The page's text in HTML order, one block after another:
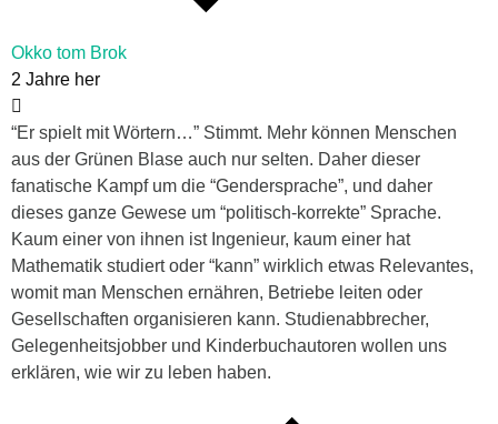
Okko tom Brok
2 Jahre her
“Er spielt mit Wörtern…” Stimmt. Mehr können Menschen
aus der Grünen Blase auch nur selten. Daher dieser
fanatische Kampf um die “Gendersprache”, und daher
dieses ganze Gewese um “politisch-korrekte” Sprache.
Kaum einer von ihnen ist Ingenieur, kaum einer hat
Mathematik studiert oder “kann” wirklich etwas Relevantes,
womit man Menschen ernähren, Betriebe leiten oder
Gesellschaften organisieren kann. Studienabbrecher,
Gelegenheitsjobber und Kinderbuchautoren wollen uns
erklären, wie wir zu leben haben.